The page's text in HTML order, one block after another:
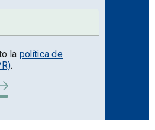
la política de
.